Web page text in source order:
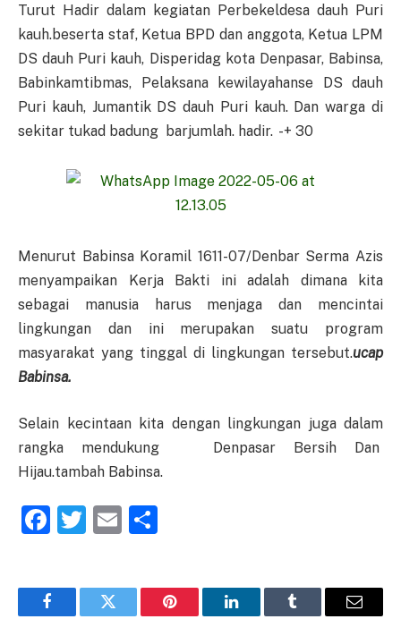
Turut Hadir dalam kegiatan Perbekeldesa dauh Puri
kauh.beserta staf, Ketua BPD dan anggota, Ketua LPM
DS dauh Puri kauh, Disperidag kota Denpasar, Babinsa,
Babinkamtibmas, Pelaksana kewilayahanse DS dauh
Puri kauh, Jumantik DS dauh Puri kauh. Dan warga di
sekitar tukad badung barjumlah. hadir. -+ 30
Menurut Babinsa Koramil 1611-07/Denbar Serma Azis
menyampaikan Kerja Bakti ini adalah dimana kita
sebagai manusia harus menjaga dan mencintai
lingkungan dan ini merupakan suatu program
masyarakat yang tinggal di lingkungan tersebut.ucap
Babinsa.
Selain kecintaan kita dengan lingkungan juga dalam
rangka mendukung Denpasar Bersih Dan
Hijau.tambah Babinsa.
Facebook
Twitter
Email
FacebookTwitter Pinterest LinkedInTumblr Email